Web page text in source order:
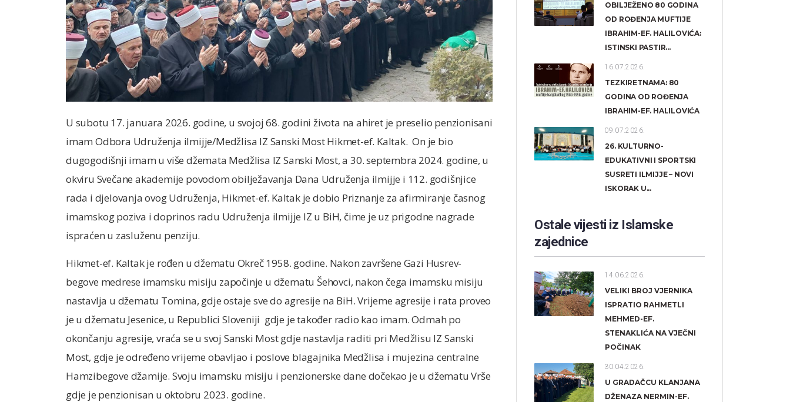
U subotu 17. januara 2026. godine, u svojoj 68. godini života na ahiret je preselio penzionisani
imam Odbora Udruženja ilmijje/Medžlisa IZ Sanski Most Hikmet-ef. Kaltak. On je bio
dugogodišnji imam u više džemata Medžlisa IZ Sanski Most, a 30. septembra 2024. godine, u
okviru Svečane akademije povodom obilježavanja Dana Udruženja ilmijje i 112. godišnjice
rada i djelovanja ovog Udruženja, Hikmet-ef. Kaltak je dobio Priznanje za afirmiranje časnog
imamskog poziva i doprinos radu Udruženja ilmijje IZ u BiH, čime je uz prigodne nagrade
ispraćen u zasluženu penziju.
Hikmet-ef. Kaltak je rođen u džematu Okreč 1958. godine. Nakon završene Gazi Husrev-
begove medrese imamsku misiju započinje u džematu Šehovci, nakon čega imamsku misiju
nastavlja u džematu Tomina, gdje ostaje sve do agresije na BiH. Vrijeme agresije i rata proveo
je u džematu Jesenice, u Republici Sloveniji gdje je također radio kao imam. Odmah po
okončanju agresije, vraća se u svoj Sanski Most gdje nastavlja raditi pri Medžlisu IZ Sanski
Most, gdje je određeno vrijeme obavljao i poslove blagajnika Medžlisa i mujezina centralne
Hamzibegove džamije. Svoju imamsku misiju i penzionerske dane dočekao je u džematu Vrše
gdje je penzionisan u oktobru 2023. godine.
OBILJEŽENO 80 GODINA
OD ROĐENJA MUFTIJE
IBRAHIM-EF. HALILOVIĆA:
ISTINSKI PASTIR...
16.07.2026.
TEZKIRETNAMA: 80
GODINA OD ROĐENJA
IBRAHIM-EF. HALILOVIĆA
09.07.2026.
26. KULTURNO-
EDUKATIVNI I SPORTSKI
SUSRETI ILMIJJE – NOVI
ISKORAK U...
Ostale vijesti iz Islamske
zajednice
14.06.2026.
VELIKI BROJ VJERNIKA
ISPRATIO RAHMETLI
MEHMED-EF.
STENAKLIĆA NA VJEČNI
POČINAK
30.04.2026.
U GRADAČCU KLANJANA
DŽENAZA NERMIN-EF.